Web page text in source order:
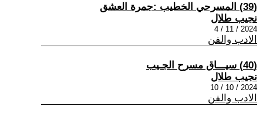
(39) المسرحي الخطيب :جمرة العشق
نجيب طلال
2024 / 11 / 4
الادب والفن
(40) سيـــاق مسرح الجـيب
نجيب طلال
2024 / 10 / 10
الادب والفن